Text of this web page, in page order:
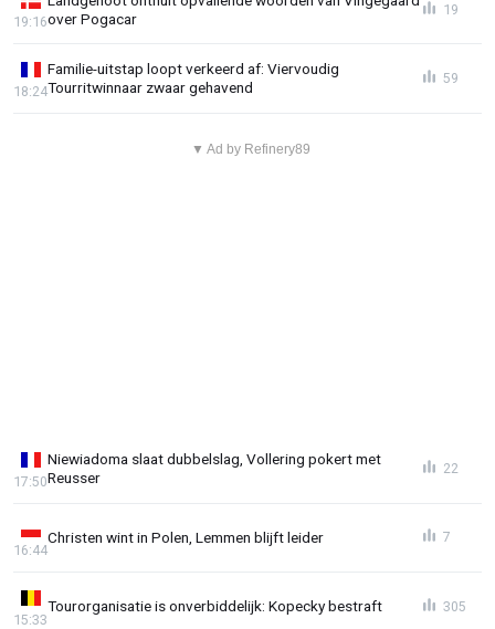
over Pogacar
19:16
19
Familie-uitstap loopt verkeerd af: Viervoudig
Tourritwinnaar zwaar gehavend
18:24
59
▼ Ad by Refinery89
Niewiadoma slaat dubbelslag, Vollering pokert met
Reusser
17:50
22
Christen wint in Polen, Lemmen blijft leider
16:44
7
Tourorganisatie is onverbiddelijk: Kopecky bestraft
15:33
305